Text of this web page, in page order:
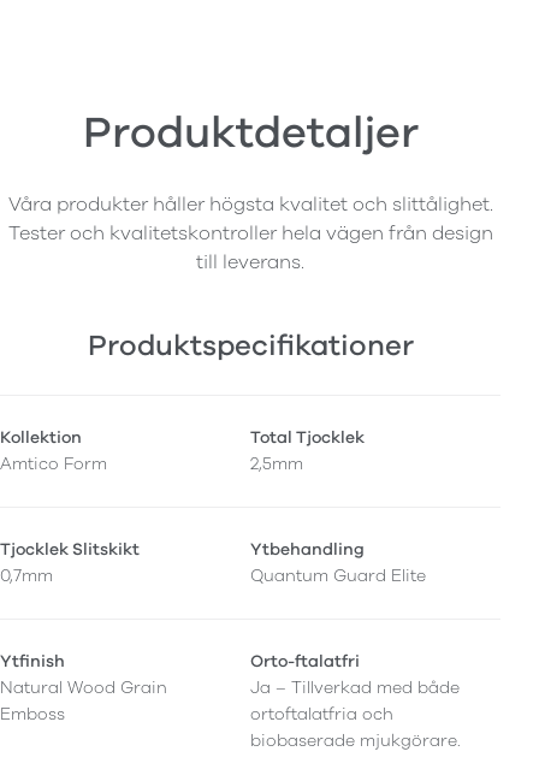
Produktdetaljer
Våra produkter håller högsta kvalitet och slittålighet.
Tester och kvalitetskontroller hela vägen från design
till leverans.
Produktspecifikationer
Kollektion
Amtico Form
Total Tjocklek
2,5mm
Tjocklek Slitskikt
0,7mm
Ytbehandling
Quantum Guard Elite
Ytfinish
Natural Wood Grain
Emboss
Orto-ftalatfri
Ja – Tillverkad med både
ortoftalatfria och
biobaserade mjukgörare.